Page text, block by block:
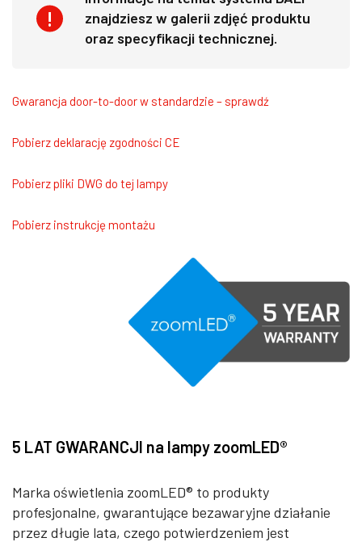
znajdziesz w galerii zdjęć produktu
oraz specyfikacji technicznej.
Gwarancja door-to-door w standardzie – sprawdź
Pobierz deklarację zgodności CE
Pobierz pliki DWG do tej lampy
Pobierz instrukcję montażu
5 LAT GWARANCJI na lampy zoomLED®
Marka oświetlenia zoomLED® to produkty
profesjonalne, gwarantujące bezawaryjne działanie
przez długie lata, czego potwierdzeniem jest